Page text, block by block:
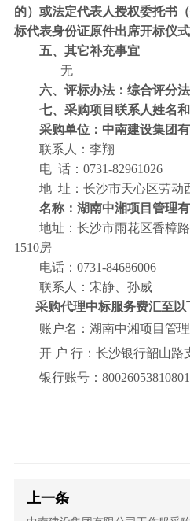
的）或法定代表人授权委托书
标代表身份证原件出席开标仪式
五、其它补充事宜
无
六、 评标办法：综合评分法
七、采购项目联系人姓名和
采购单位： 中南建设集团
联系人：李翔
电 话： 0731-82961026
地 址：长沙市天心区劳动
名称：湖南中湘项目管理
地址：长沙市雨花区香樟路
1510房
电话： 0731-84686006
联系人：宋静、孙威
采购代理中标服务费汇至以
账户名：湖南中湘项目管
开 户 行：长沙银行韶山路
银行账号：
上一条